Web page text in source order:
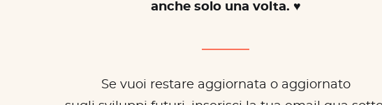
anche solo una volta. ♥
Se vuoi restare aggiornata o aggiornato